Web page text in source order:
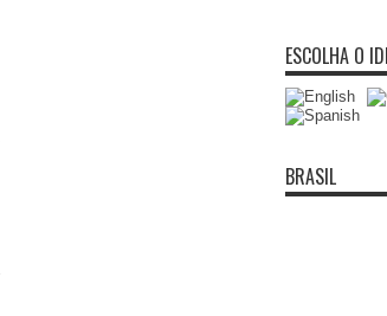
ESCOLHA O
BRASIL